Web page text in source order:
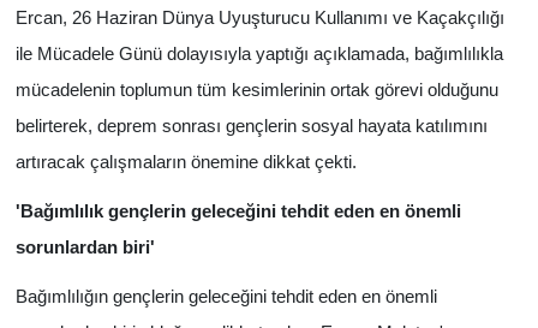
Ercan, 26 Haziran Dünya Uyuşturucu Kullanımı ve Kaçakçılığı
ile Mücadele Günü dolayısıyla yaptığı açıklamada, bağımlılıkla
mücadelenin toplumun tüm kesimlerinin ortak görevi olduğunu
belirterek, deprem sonrası gençlerin sosyal hayata katılımını
artıracak çalışmaların önemine dikkat çekti.
'Bağımlılık gençlerin geleceğini tehdit eden en önemli
sorunlardan biri'
Bağımlılığın gençlerin geleceğini tehdit eden en önemli